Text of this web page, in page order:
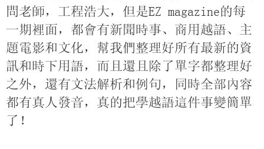
問老師，工程浩大，但是EZ magazine的每
一期裡面，都會有新聞時事、商用越語、主
題電影和文化，幫我們整理好所有最新的資
訊和時下用語，而且還且除了單字都整理好
之外，還有文法解析和例句，同時全部內容
都有真人發音，真的把學越語這件事變簡單
了！